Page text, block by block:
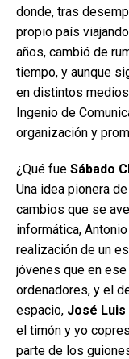
donde, tras
propio país
años, cambió de
tiempo, y aunque
en distintos
Ingenio de
organización y
¿Qué fue Sábado
Una idea pionera de
cambios que se
informática,
realización de un
jóvenes que en
ordenadores, y el
espacio, José
el timón y yo
parte de los